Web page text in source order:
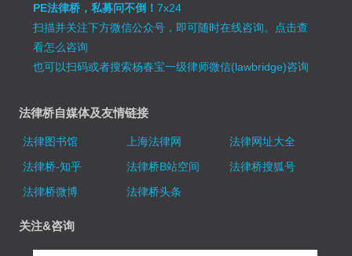
PE法律桥，私募问不倒！7x24
扫描并关注下方微信公众号，即可随时在线咨询。 点击查
看怎么咨询
也可以扫码或者搜索杨春宝一级律师微信(lawbridge)咨询
法律桥自媒体及友情链接
法律图书馆 上海法律网
法律网址大全
法律桥-知乎
法律桥B站空间
法律桥搜狐号
法律桥微博
法律桥头条
关注&咨询